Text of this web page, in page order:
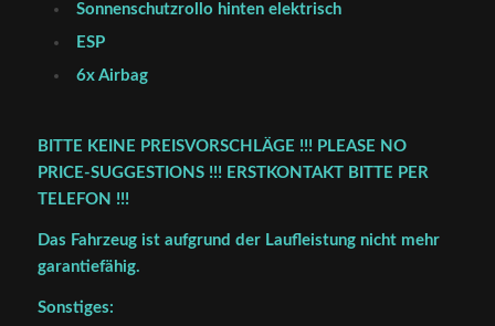
Sonnenschutzrollo hinten elektrisch
ESP
6x Airbag
BITTE KEINE PREISVORSCHLÄGE !!! PLEASE NO
PRICE-SUGGESTIONS !!! ERSTKONTAKT BITTE PER
TELEFON !!!
Das Fahrzeug ist aufgrund der Laufleistung nicht mehr
garantiefähig.
Sonstiges: